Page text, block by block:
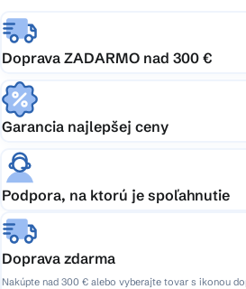
Doprava ZADARMO nad 300 €
Garancia najlepšej ceny
Podpora, na ktorú je spoľahnutie
Doprava zdarma
Nakúpte nad 300 € alebo vyberajte tovar s ikonou